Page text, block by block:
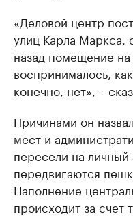
«Деловой центр
улиц Карла Маркса,
назад помещение
воспринималось,
конечно, нет», –
Причинами он
мест и
пересели на
передвигаются
Наполнение
происходит за счет